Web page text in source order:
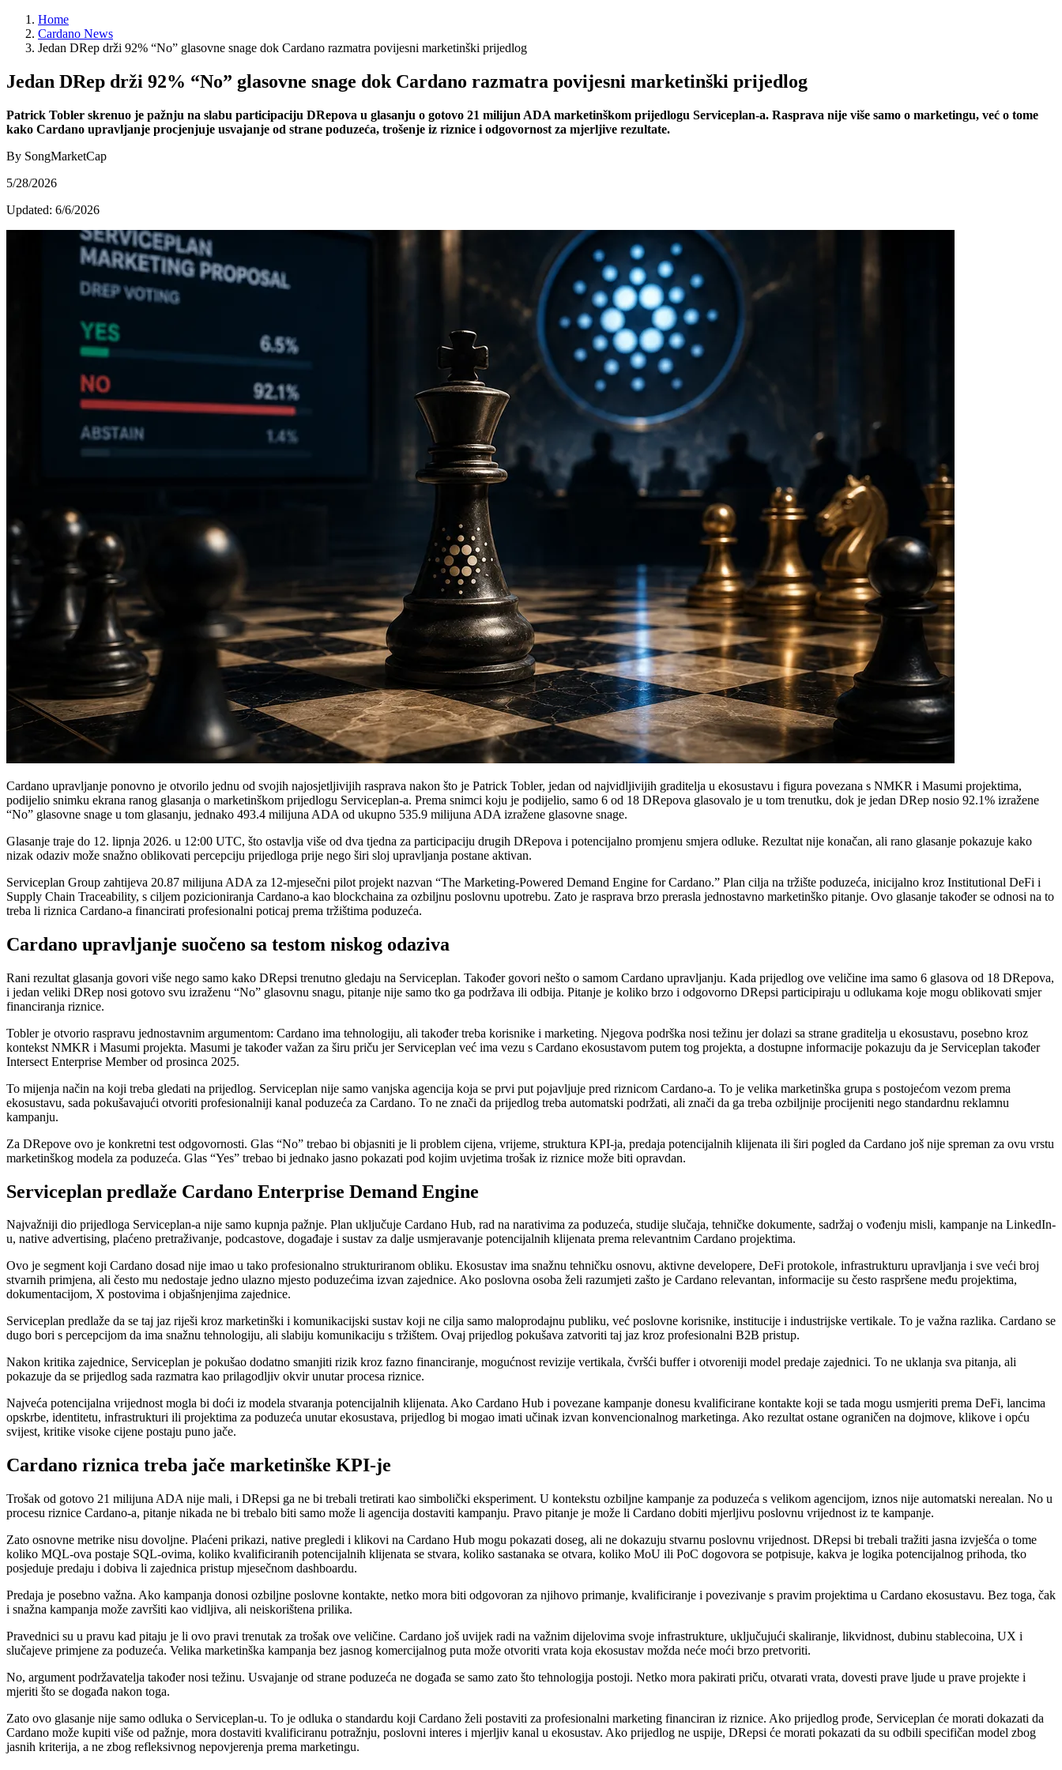
Home
Cardano News
Jedan DRep drži 92% “No” glasovne snage dok Cardano razmatra povijesni marketinški prijedlog
Jedan DRep drži 92% “No” glasovne snage dok Cardano razmatra povijesni marketinški prijedlog
Patrick Tobler skrenuo je pažnju na slabu participaciju DRepova u glasanju o gotovo 21 milijun ADA marketinškom prijedlogu Serviceplan-a. Rasprava nije više samo o marketingu, već o tome
kako Cardano upravljanje procjenjuje usvajanje od strane poduzeća, trošenje iz riznice i odgovornost za mjerljive rezultate.
By SongMarketCap
5/28/2026
Updated: 6/6/2026
Cardano upravljanje ponovno je otvorilo jednu od svojih najosjetljivijih rasprava nakon što je Patrick Tobler, jedan od najvidljivijih graditelja u ekosustavu i figura povezana s NMKR i Masumi projektima,
podijelio snimku ekrana ranog glasanja o marketinškom prijedlogu Serviceplan-a. Prema snimci koju je podijelio, samo 6 od 18 DRepova glasovalo je u tom trenutku, dok je jedan DRep nosio 92.1% izražene
“No” glasovne snage u tom glasanju, jednako 493.4 milijuna ADA od ukupno 535.9 milijuna ADA izražene glasovne snage.
Glasanje traje do 12. lipnja 2026. u 12:00 UTC, što ostavlja više od dva tjedna za participaciju drugih DRepova i potencijalno promjenu smjera odluke. Rezultat nije konačan, ali rano glasanje pokazuje kako
nizak odaziv može snažno oblikovati percepciju prijedloga prije nego širi sloj upravljanja postane aktivan.
Serviceplan Group zahtijeva 20.87 milijuna ADA za 12-mjesečni pilot projekt nazvan “The Marketing-Powered Demand Engine for Cardano.” Plan cilja na tržište poduzeća, inicijalno kroz Institutional DeFi i
Supply Chain Traceability, s ciljem pozicioniranja Cardano-a kao blockchaina za ozbiljnu poslovnu upotrebu. Zato je rasprava brzo prerasla jednostavno marketinško pitanje. Ovo glasanje također se odnosi na to
treba li riznica Cardano-a financirati profesionalni poticaj prema tržištima poduzeća.
Cardano upravljanje suočeno sa testom niskog odaziva
Rani rezultat glasanja govori više nego samo kako DRepsi trenutno gledaju na Serviceplan. Također govori nešto o samom Cardano upravljanju. Kada prijedlog ove veličine ima samo 6 glasova od 18 DRepova,
i jedan veliki DRep nosi gotovo svu izraženu “No” glasovnu snagu, pitanje nije samo tko ga podržava ili odbija. Pitanje je koliko brzo i odgovorno DRepsi participiraju u odlukama koje mogu oblikovati smjer
financiranja riznice.
Tobler je otvorio raspravu jednostavnim argumentom: Cardano ima tehnologiju, ali također treba korisnike i marketing. Njegova podrška nosi težinu jer dolazi sa strane graditelja u ekosustavu, posebno kroz
kontekst NMKR i Masumi projekta. Masumi je također važan za širu priču jer Serviceplan već ima vezu s Cardano ekosustavom putem tog projekta, a dostupne informacije pokazuju da je Serviceplan također
Intersect Enterprise Member od prosinca 2025.
To mijenja način na koji treba gledati na prijedlog. Serviceplan nije samo vanjska agencija koja se prvi put pojavljuje pred riznicom Cardano-a. To je velika marketinška grupa s postojećom vezom prema
ekosustavu, sada pokušavajući otvoriti profesionalniji kanal poduzeća za Cardano. To ne znači da prijedlog treba automatski podržati, ali znači da ga treba ozbiljnije procijeniti nego standardnu reklamnu
kampanju.
Za DRepove ovo je konkretni test odgovornosti. Glas “No” trebao bi objasniti je li problem cijena, vrijeme, struktura KPI-ja, predaja potencijalnih klijenata ili širi pogled da Cardano još nije spreman za ovu vrstu
marketinškog modela za poduzeća. Glas “Yes” trebao bi jednako jasno pokazati pod kojim uvjetima trošak iz riznice može biti opravdan.
Serviceplan predlaže Cardano Enterprise Demand Engine
Najvažniji dio prijedloga Serviceplan-a nije samo kupnja pažnje. Plan uključuje Cardano Hub, rad na narativima za poduzeća, studije slučaja, tehničke dokumente, sadržaj o vođenju misli, kampanje na LinkedIn-
u, native advertising, plaćeno pretraživanje, podcastove, događaje i sustav za dalje usmjeravanje potencijalnih klijenata prema relevantnim Cardano projektima.
Ovo je segment koji Cardano dosad nije imao u tako profesionalno strukturiranom obliku. Ekosustav ima snažnu tehničku osnovu, aktivne developere, DeFi protokole, infrastrukturu upravljanja i sve veći broj
stvarnih primjena, ali često mu nedostaje jedno ulazno mjesto poduzećima izvan zajednice. Ako poslovna osoba želi razumjeti zašto je Cardano relevantan, informacije su često raspršene među projektima,
dokumentacijom, X postovima i objašnjenjima zajednice.
Serviceplan predlaže da se taj jaz riješi kroz marketinški i komunikacijski sustav koji ne cilja samo maloprodajnu publiku, već poslovne korisnike, institucije i industrijske vertikale. To je važna razlika. Cardano se
dugo bori s percepcijom da ima snažnu tehnologiju, ali slabiju komunikaciju s tržištem. Ovaj prijedlog pokušava zatvoriti taj jaz kroz profesionalni B2B pristup.
Nakon kritika zajednice, Serviceplan je pokušao dodatno smanjiti rizik kroz fazno financiranje, mogućnost revizije vertikala, čvršći buffer i otvoreniji model predaje zajednici. To ne uklanja sva pitanja, ali
pokazuje da se prijedlog sada razmatra kao prilagodljiv okvir unutar procesa riznice.
Najveća potencijalna vrijednost mogla bi doći iz modela stvaranja potencijalnih klijenata. Ako Cardano Hub i povezane kampanje donesu kvalificirane kontakte koji se tada mogu usmjeriti prema DeFi, lancima
opskrbe, identitetu, infrastrukturi ili projektima za poduzeća unutar ekosustava, prijedlog bi mogao imati učinak izvan konvencionalnog marketinga. Ako rezultat ostane ograničen na dojmove, klikove i opću
svijest, kritike visoke cijene postaju puno jače.
Cardano riznica treba jače marketinške KPI-je
Trošak od gotovo 21 milijuna ADA nije mali, i DRepsi ga ne bi trebali tretirati kao simbolički eksperiment. U kontekstu ozbiljne kampanje za poduzeća s velikom agencijom, iznos nije automatski nerealan. No u
procesu riznice Cardano-a, pitanje nikada ne bi trebalo biti samo može li agencija dostaviti kampanju. Pravo pitanje je može li Cardano dobiti mjerljivu poslovnu vrijednost iz te kampanje.
Zato osnovne metrike nisu dovoljne. Plaćeni prikazi, native pregledi i klikovi na Cardano Hub mogu pokazati doseg, ali ne dokazuju stvarnu poslovnu vrijednost. DRepsi bi trebali tražiti jasna izvješća o tome
koliko MQL-ova postaje SQL-ovima, koliko kvalificiranih potencijalnih klijenata se stvara, koliko sastanaka se otvara, koliko MoU ili PoC dogovora se potpisuje, kakva je logika potencijalnog prihoda, tko
posjeduje predaju i dobiva li zajednica pristup mjesečnom dashboardu.
Predaja je posebno važna. Ako kampanja donosi ozbiljne poslovne kontakte, netko mora biti odgovoran za njihovo primanje, kvalificiranje i povezivanje s pravim projektima u Cardano ekosustavu. Bez toga, čak
i snažna kampanja može završiti kao vidljiva, ali neiskorištena prilika.
Pravednici su u pravu kad pitaju je li ovo pravi trenutak za trošak ove veličine. Cardano još uvijek radi na važnim dijelovima svoje infrastrukture, uključujući skaliranje, likvidnost, dubinu stablecoina, UX i
slučajeve primjene za poduzeća. Velika marketinška kampanja bez jasnog komercijalnog puta može otvoriti vrata koja ekosustav možda neće moći brzo pretvoriti.
No, argument podržavatelja također nosi težinu. Usvajanje od strane poduzeća ne događa se samo zato što tehnologija postoji. Netko mora pakirati priču, otvarati vrata, dovesti prave ljude u prave projekte i
mjeriti što se događa nakon toga.
Zato ovo glasanje nije samo odluka o Serviceplan-u. To je odluka o standardu koji Cardano želi postaviti za profesionalni marketing financiran iz riznice. Ako prijedlog prođe, Serviceplan će morati dokazati da
Cardano može kupiti više od pažnje, mora dostaviti kvalificiranu potražnju, poslovni interes i mjerljiv kanal u ekosustav. Ako prijedlog ne uspije, DRepsi će morati pokazati da su odbili specifičan model zbog
jasnih kriterija, a ne zbog refleksivnog nepovjerenja prema marketingu.